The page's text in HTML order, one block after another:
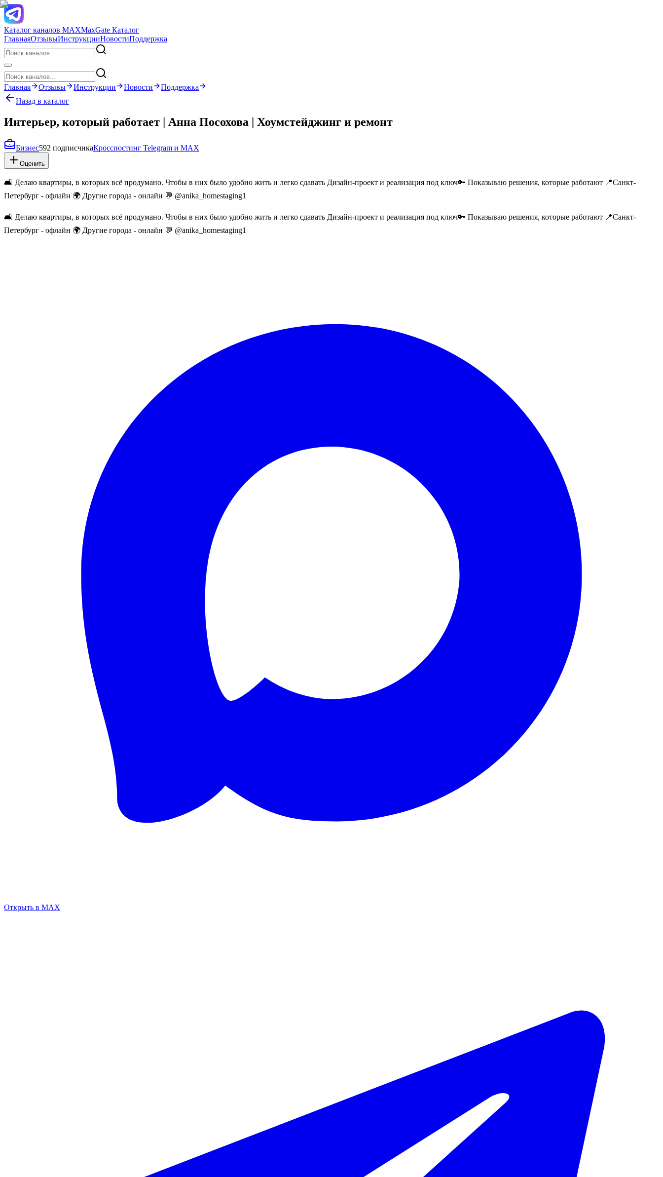
Каталог каналов MAXMaxGate Каталог
ГлавнаяОтзывыИнструкцииНовостиПоддержка
Главная Отзывы Инструкции Новости
Поддержка
Назад в каталог
Интерьер, который работает | Анна Посохова | Хоумстейджинг и ремонт
Бизнес592 подписчикаКросспостинг Telegram и MAX
Оценить
🛋️ Делаю квартиры, в которых всё продумано. Чтобы в них было удобно жить и легко сдавать Дизайн-проект и реализация под ключ🔑 Показываю решения, которые работают 📍Санкт-
Петербург - офлайн 🌍 Другие города - онлайн 💬 @anika_homestaging1
🛋️ Делаю квартиры, в которых всё продумано. Чтобы в них было удобно жить и легко сдавать Дизайн-проект и реализация под ключ🔑 Показываю решения, которые работают 📍Санкт-
Петербург - офлайн 🌍 Другие города - онлайн 💬 @anika_homestaging1
Открыть в MAX